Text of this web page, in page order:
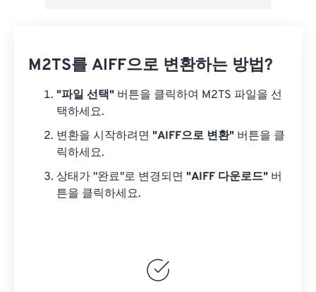
M2TS를 AIFF으로 변환하는 방법?
"파일 선택" 버튼을 클릭하여 M2TS 파일을 선
택하세요.
변환을 시작하려면 "AIFF으로 변환" 버튼을 클
릭하세요.
상태가 "완료"로 변경되면 "AIFF 다운로드" 버
튼을 클릭하세요.